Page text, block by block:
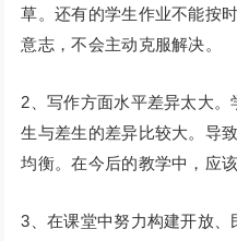
草。还有的学生作业不能按
意志，不会主动克服解决。
2、写作方面水平差异太大
生与差生的差异比较大。导
均衡。在今后的教学中，应该
3、在课堂中努力构建开放